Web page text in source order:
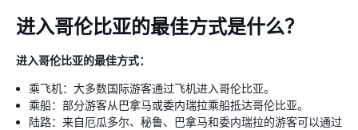
进入哥伦比亚的最佳方式是什么？
进入哥伦比亚的最佳方式：
乘飞机：大多数国际游客通过飞机进入哥伦比亚。
乘船：部分游客从巴拿马或委内瑞拉乘船抵达哥伦比亚。
陆路：来自厄瓜多尔、秘鲁、巴拿马和委内瑞拉的游客可以通过